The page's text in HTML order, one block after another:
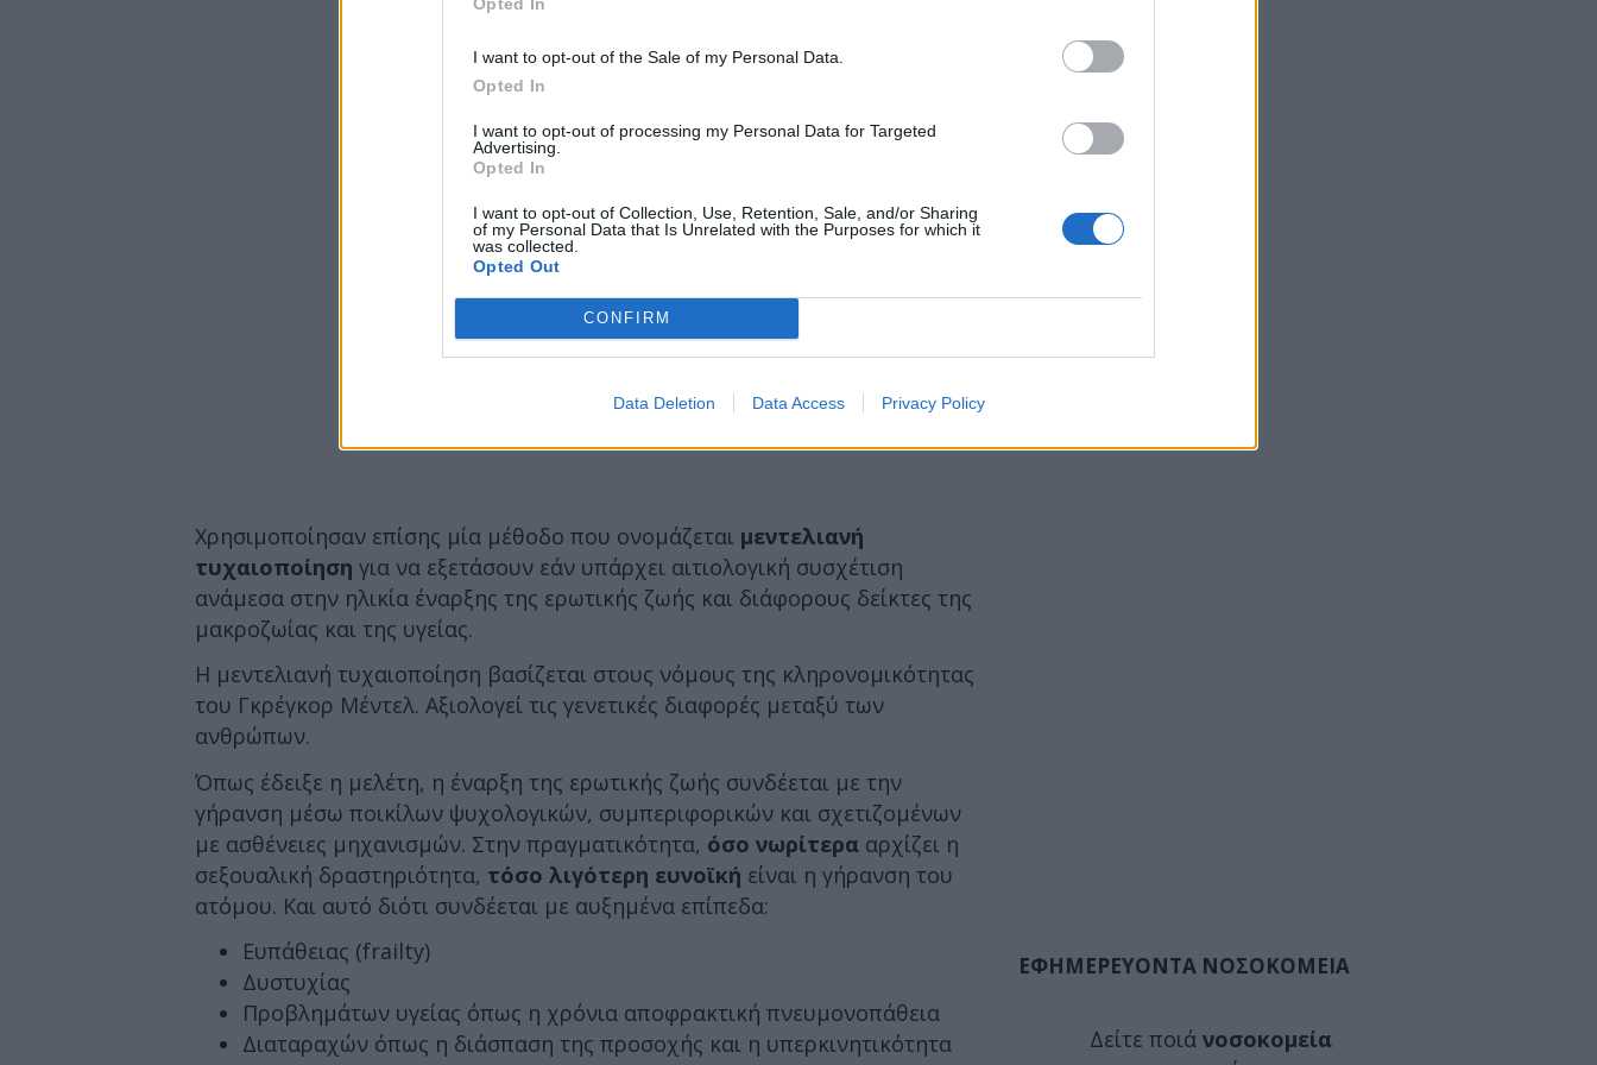
I want to opt-out of the Sale of my Personal Data.
Opted In
I want to opt-out of processing my Personal Data for Targeted
Advertising.
Opted In
I want to opt-out of Collection, Use, Retention, Sale, and/or Sharing
of my Personal Data that Is Unrelated with the Purposes for which it
was collected.
Opted Out
CONFIRM
Data Deletion Data Access Privacy Policy
Χρησιμοποίησαν επίσης μία μέθοδο που ονομάζεται μεντελιανή
τυχαιοποίηση για να εξετάσουν εάν υπάρχει αιτιολογική συσχέτιση
ανάμεσα στην ηλικία έναρξης της ερωτικής ζωής και διάφορους δείκτες της
μακροζωίας και της υγείας.
Η μεντελιανή τυχαιοποίηση βασίζεται στους νόμους της κληρονομικότητας
του Γκρέγκορ Μέντελ. Αξιολογεί τις γενετικές διαφορές μεταξύ των
ανθρώπων.
Όπως έδειξε η μελέτη, η έναρξη της ερωτικής ζωής συνδέεται με την
γήρανση μέσω ποικίλων ψυχολογικών, συμπεριφορικών και σχετιζομένων
με ασθένειες μηχανισμών. Στην πραγματικότητα, όσο νωρίτερα αρχίζει η
σεξουαλική δραστηριότητα, τόσο λιγότερη ευνοϊκή είναι η γήρανση του
ατόμου. Και αυτό διότι συνδέεται με αυξημένα επίπεδα:
Ευπάθειας (frailty)
Δυστυχίας
Προβλημάτων υγείας όπως η χρόνια αποφρακτική πνευμονοπάθεια
Διαταραχών όπως η διάσπαση της προσοχής και η υπερκινητικότητα
ΕΦΗΜΕΡΕΥΟΝΤΑ ΝΟΣΟΚΟΜΕΙΑ
Δείτε ποιά νοσοκομεία